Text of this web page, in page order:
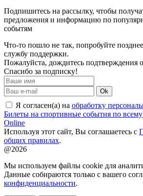
Подпишитесь на рассылку, чтобы
предложения и информацию по
событям
Что-то пошло не так, попробуйте
службу поддержки.
Пожалуйста, дождитесь подтверждения
Спасибо за подписку!
Ok
Я согласен(а) на обработку
Билеты на спортивные события по
Online
Используя этот сайт, Вы соглашаетесь с
общих правилах.
@2026
Мы используем файлы cookie для
Данные собираются только с вашего
конфиденциальности.